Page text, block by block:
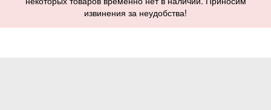
извинения за неудобства!